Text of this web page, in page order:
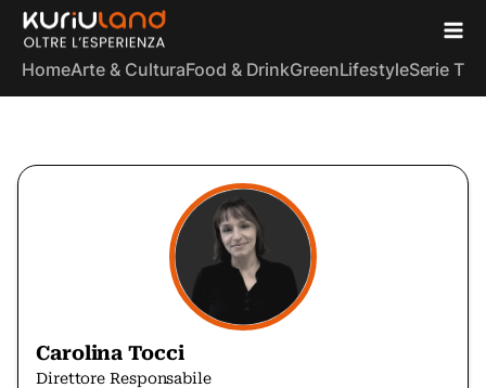
HomeArte & CulturaFood & DrinkGreenLifestyleSerie TV
Carolina Tocci
Direttore Responsabile